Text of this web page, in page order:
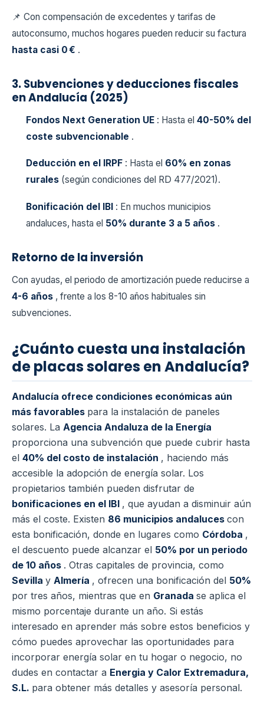
📌 Con compensación de excedentes y tarifas de
autoconsumo, muchos hogares pueden reducir su factura
hasta casi 0 € .
3. Subvenciones y deducciones fiscales
en Andalucía (2025)
Fondos Next Generation UE : Hasta el 40-50% del
coste subvencionable .
Deducción en el IRPF : Hasta el 60% en zonas
rurales (según condiciones del RD 477/2021).
Bonificación del IBI : En muchos municipios
andaluces, hasta el 50% durante 3 a 5 años .
Retorno de la inversión
Con ayudas, el periodo de amortización puede reducirse a
4-6 años , frente a los 8-10 años habituales sin
subvenciones.
¿Cuánto cuesta una instalación
de placas solares en Andalucía?
Andalucía ofrece condiciones económicas aún
más favorables para la instalación de paneles
solares. La Agencia Andaluza de la Energía
proporciona una subvención que puede cubrir hasta
el 40% del costo de instalación , haciendo más
accesible la adopción de energía solar. Los
propietarios también pueden disfrutar de
bonificaciones en el IBI , que ayudan a disminuir aún
más el coste. Existen 86 municipios andaluces con
esta bonificación, donde en lugares como Córdoba ,
el descuento puede alcanzar el 50% por un periodo
de 10 años . Otras capitales de provincia, como
Sevilla y Almería , ofrecen una bonificación del 50%
por tres años, mientras que en Granada se aplica el
mismo porcentaje durante un año. Si estás
interesado en aprender más sobre estos beneficios y
cómo puedes aprovechar las oportunidades para
incorporar energía solar en tu hogar o negocio, no
dudes en contactar a Energia y Calor Extremadura,
S.L. para obtener más detalles y asesoría personal.